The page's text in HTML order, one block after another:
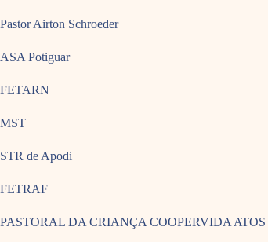
Pastor Airton Schroeder
ASA Potiguar
FETARN
MST
STR de Apodi
FETRAF
PASTORAL DA CRIANÇA COOPERVIDA ATOS